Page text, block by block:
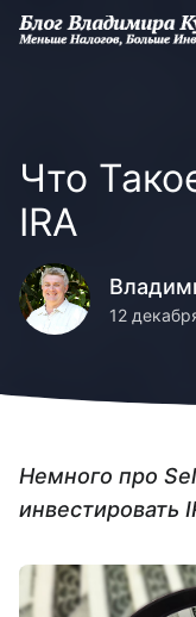
Что
IRA
12
Немного про
инвестировать